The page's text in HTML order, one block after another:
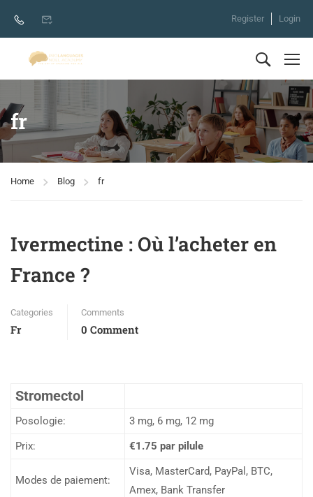
Register Login
fr
Home Blog fr
Ivermectine : Où l’acheter en
France ?
Categories
Fr
Comments
0 Comment
Stromectol
Posologie:
3 mg, 6 mg, 12 mg
Prix:
€1.75 par pilule
Modes de paiement:
Visa, MasterCard, PayPal, BTC,
Amex, Bank Transfer